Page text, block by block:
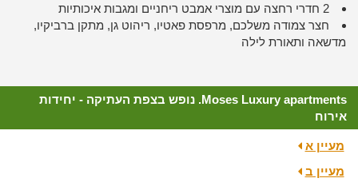
2 חדרי רחצה עם מוצרי אמבט ריחניים ומגבות איכותיות
חצר צמודה משלכם, מרפסת פאטיו, ריהוט גן, מתקן ברביקיו,
מדשאה ותאורת לילה
Moses Luxury apartments. נופש בצפת העתיקה - יחידות
אירוח
מעיין א
מעיין ב